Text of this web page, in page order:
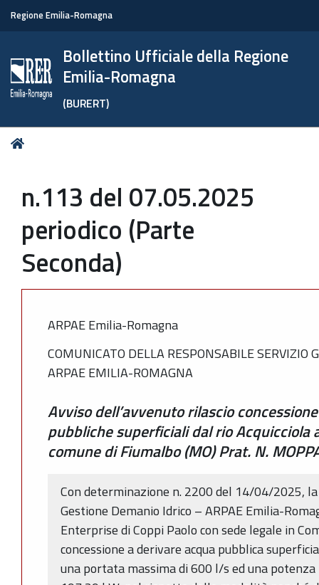
Regione Emilia-Romagna
Bollettino Ufficiale della Regione
Emilia-Romagna
(BURERT)
Tu
n.113 del 07.05.2025
periodico (Parte
Seconda)
ARPAE Emilia-Romagna
COMUNICATO DELLA RESPONSABILE SERVIZIO
ARPAE EMILIA-ROMAGNA
Avviso dell’avvenuto rilascio
pubbliche superficiali dal rio Acquicciola
comune di Fiumalbo (MO) Prat. N.
Con determinazione n. 2200 del 14/04/2025,
Gestione Demanio Idrico – ARPAE Emilia-
Enterprise di Coppi Paolo con sede legale in
concessione a derivare acqua pubblica
una portata massima di 600 l/s ed una